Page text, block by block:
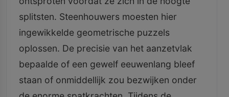
splitsten. Steenhouwers moesten hier
ingewikkelde geometrische puzzels
oplossen. De precisie van het aanzetvlak
bepaalde of een gewelf eeuwenlang bleef
staan of onmiddellijk zou bezwijken onder